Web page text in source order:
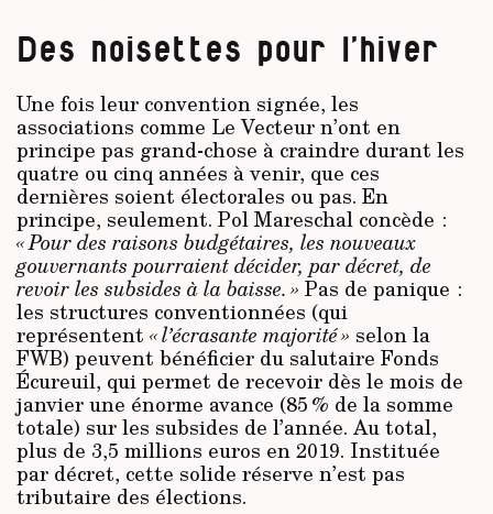
Des noisettes pour l’hiver
Une fois leur convention signée, les
associations comme Le Vecteur n’ont en
principe pas grand-chose à craindre durant les
quatre ou cinq années à venir, que ces
dernières soient électorales ou pas. En
principe, seulement. Pol Mareschal concède :
« Pour des raisons budgétaires, les nouveaux
gouvernants pourraient décider, par décret, de
revoir les subsides à la baisse. » Pas de panique :
les structures conventionnées (qui
représentent « l’écrasante majorité » selon la
FWB) peuvent bénéficier du salutaire Fonds
Écureuil, qui permet de recevoir dès le mois de
janvier une énorme avance (85 % de la somme
totale) sur les subsides de l’année. Au total,
plus de 3,5 millions euros en 2019. Instituée
par décret, cette solide réserve n’est pas
tributaire des élections.